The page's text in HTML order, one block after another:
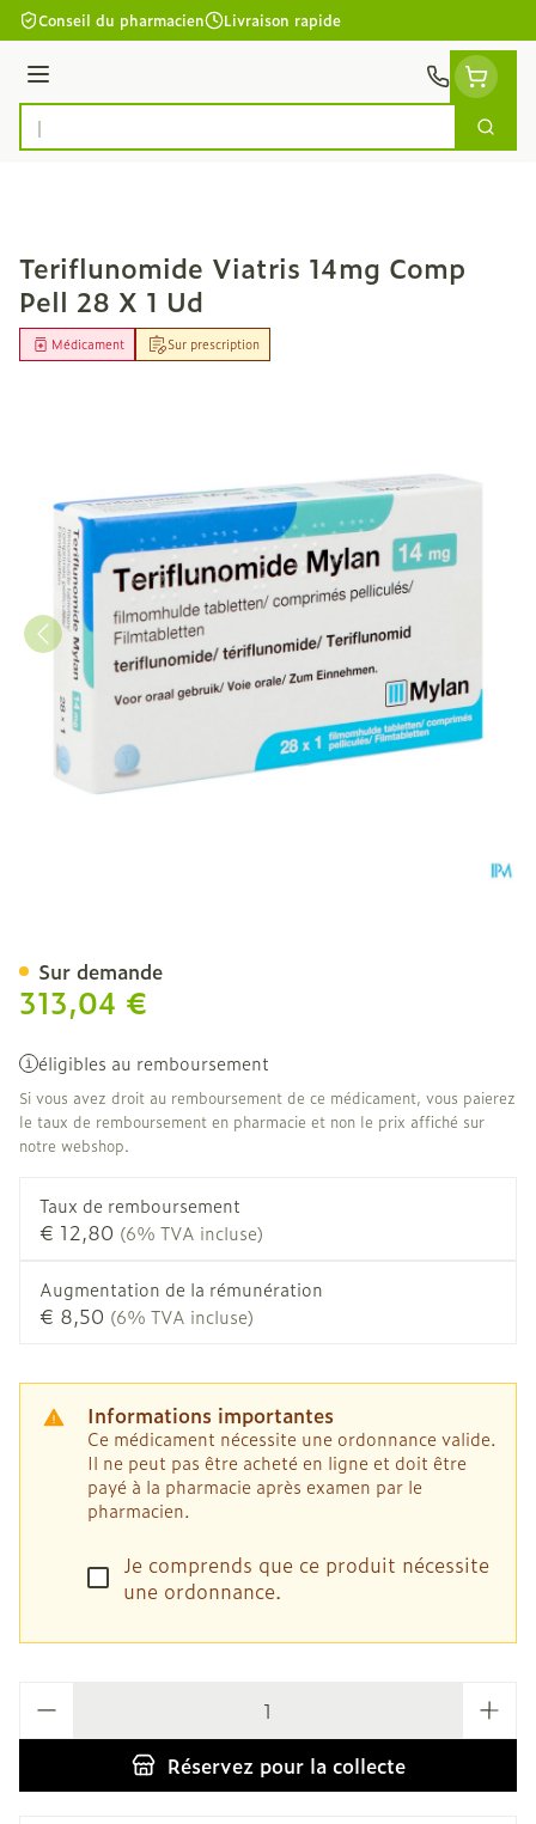
Aller au contenu
Conseil du pharmacien Livraison rapide
Menu
Rechercher
Teriflunomide Viatris 14mg Comp
Pell 28 X 1 Ud
Sur prescription
Médicament
313,04 €
éligibles au remboursement
Si vous avez droit au remboursement de ce médicament, vous paierez
le taux de remboursement en pharmacie et non le prix affiché sur
notre webshop.
Taux de remboursement
€ 12,80 (6% TVA incluse)
Augmentation de la rémunération
€ 8,50 (6% TVA incluse)
Informations importantes
Ce médicament nécessite une ordonnance valide.
Il ne peut pas être acheté en ligne et doit être
payé à la pharmacie après examen par le
pharmacien.
Je comprends que ce produit nécessite
une ordonnance.
Réservezpour la collecte
Sur demande